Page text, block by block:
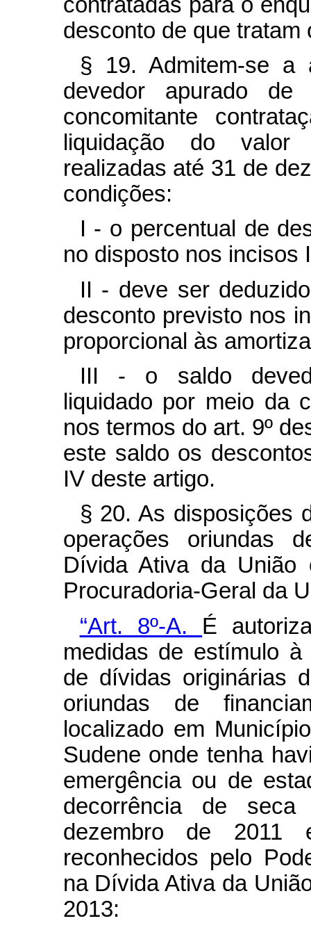
desconto de que
§ 19. Admitem-se a
devedor apurado
concomitante
liquidação do valor
realizadas até 31 de
condições:
I - o percentual de
no disposto nos incisos
II - deve ser
desconto previsto nos
proporcional às
III - o saldo
liquidado por meio da
nos termos do art. 9º
este saldo os
IV deste artigo.
§ 20. As disposições
operações oriundas
Dívida Ativa da União
Procuradoria-Geral da
“Art. 8º-A. É
medidas de estímulo
de dívidas originárias
oriundas de
localizado em
Sudene onde tenha
emergência ou de
decorrência de
dezembro de
reconhecidos pelo
na Dívida Ativa da
2013: